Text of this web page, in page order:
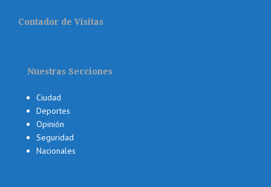
Contador de Visitas
Nuestras Secciones
Ciudad
Deportes
Opinión
Seguridad
Nacionales